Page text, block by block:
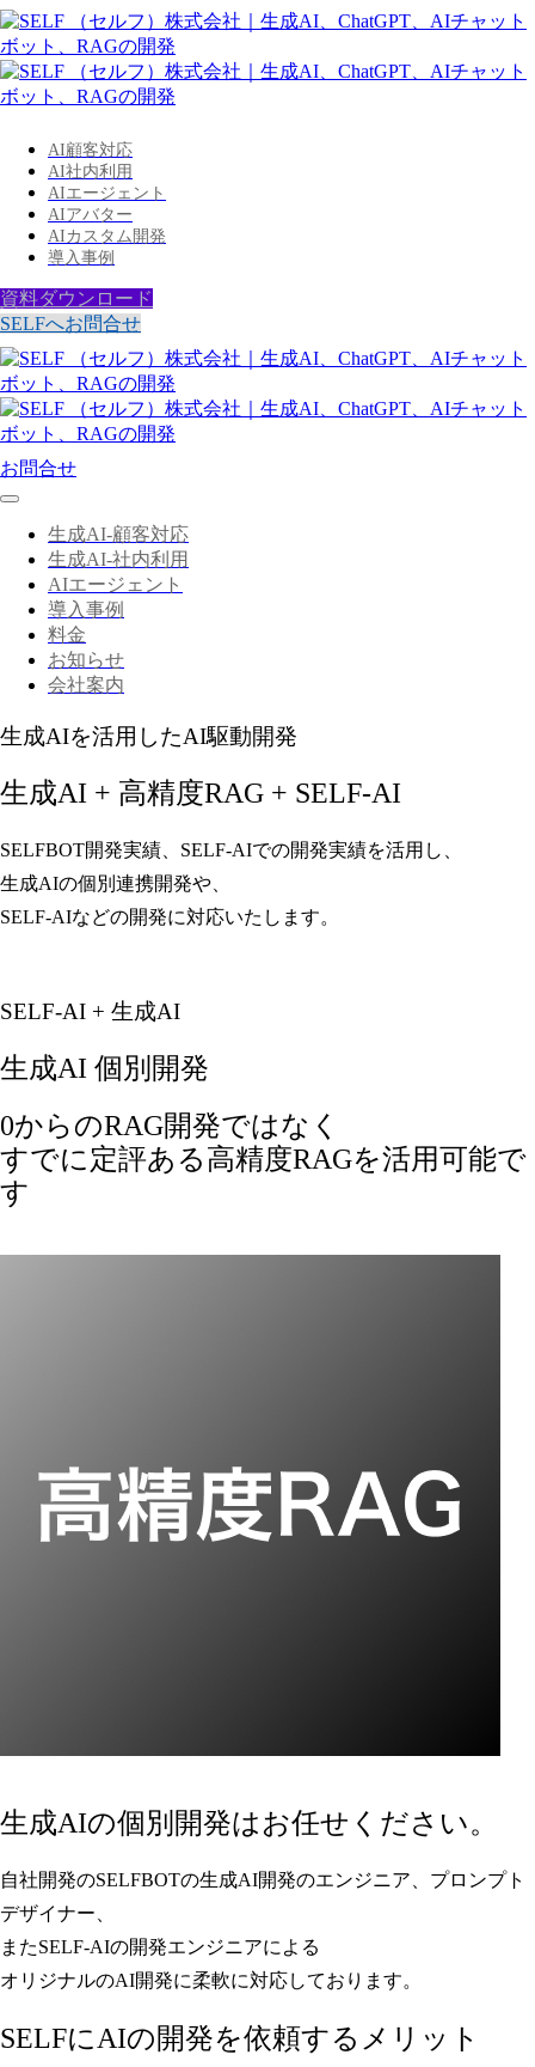
AI顧客対応
AI社内利用
AIエージェント
AIアバター
AIカスタム開発
導入事例
資料ダウンロード
SELFへお問合せ
お問合せ
生成AI-顧客対応
生成AI-社内利用
AIエージェント
導入事例
料金
お知らせ
会社案内
生成AIを活用したAI駆動開発
生成AI + 高精度RAG + SELF-AI
SELFBOT開発実績、SELF-AIでの開発実績を活用し、
生成AIの個別連携開発や、
SELF-AIなどの開発に対応いたします。
SELF-AI + 生成AI
生成AI 個別開発
0からのRAG開発ではなく
すでに定評ある高精度RAGを活用可能で
す
生成AIの個別開発はお任せください。
自社開発のSELFBOTの生成AI開発のエンジニア、プロンプト
デザイナー、
またSELF-AIの開発エンジニアによる
オリジナルのAI開発に柔軟に対応しております。
SELFにAIの開発を依頼するメリット